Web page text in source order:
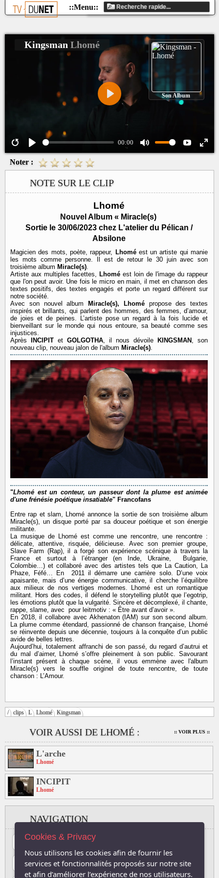
00:00
Play
Kingsman Lhomé
Son Album
/ clips L Lhomé Kingsman
VOIR AUSSI DE LHOMÉ : :: VOIR PLUS ::
L'arche
Lhomé
INCIPIT
Lhomé
NAVIGATION
A B C D
L M N O P Q R S T U
Noter :
NOTE SUR LE CLIP
Lhomé
Nouvel Album « Miracle(s)
Sortie le 30/06/2023 chez L'atelier du Pélican /
Absilone
Magicien des mots, poète, rappeur, Lhoméest un artiste qui manie
les mots comme personne. Il est de retour le 30 juin avec son
troisième album Miracle(s).
Artiste aux multiples facettes, Lhomé est loin de l'image du rappeur
que l'on peut avoir. Une fois le micro en main, il met en chanson des
textes positifs, des textes engagés et porte un regard différent sur
notre société.
Avec son nouvel album
Miracle(s), Lhomépropose des textes
inspirés et brillants, qui parlent des hommes, des femmes, d’amour,
de joies et de peines. L’artiste pose un regard à la fois lucide et
bienveillant sur le monde qui nous entoure, sa beauté comme ses
injustices.
Après
INCIPIT et GOLGOTHA, il nous dévoile KINGSMAN , son
nouveau clip, nouveau jalon de l'album Miracle(s).
"Lhomé est un conteur, un passeur dont la plume est animée
d'une frénésie poétique insatiable" Francofans
Entre rap et slam, Lhomé annonce la sortie de son troisième album
Miracle(s), un disque porté par sa douceur poétique et son énergie
militante.
La musique de Lhomé est comme une rencontre, une rencontre :
délicate, attentive, risquée, délicieuse. Avec son premier groupe,
Slave Farm (Rap), il a forgé son expérience scénique à travers la
France et surtout à l’étranger (en Inde, Ukraine, Bulgarie,
Colombie…) et collaboré avec des artistes tels que La Caution, La
Phaze, Féfé… En 2011 il démarre une carrière solo. D’une voix
apaisante, mais d’une énergie communicative, il cherche l’équilibre
aux milieux de nos vertiges modernes. Lhomé est un romantique
militant. Hors des codes, il défend le storytelling plutôt que l’egotrip,
les émotions plutôt que la vulgarité. Sincère et décomplexé, il chante,
rappe, slame, avec pour leitmotiv : « Être avant d’avoir ».
En 2018, il collabore avec Akhenaton (IAM) sur son second album.
La plume comme étendard, passionné de chanson française, Lhomé
se réinvente depuis une décennie, toujours à la conquête d’un public
avide de belles lettres.
Aujourd’hui, totalement affranchi de son passé, du regard d’autrui et
du mal d’aimer, Lhomé s’offre pleinement à son public. Savourant
l’instant présent à chaque scène, il vous emmène avec l'album
Miracle(s) vers le souffle originel de toute rencontre, de toute
chanson : L’Amour.
Cookies & Privacy
Nous utilisons les cookies afin de fournir les
services et fonctionnalités proposés sur notre site
et afin d’améliorer l’expérience de nos utilisateurs.